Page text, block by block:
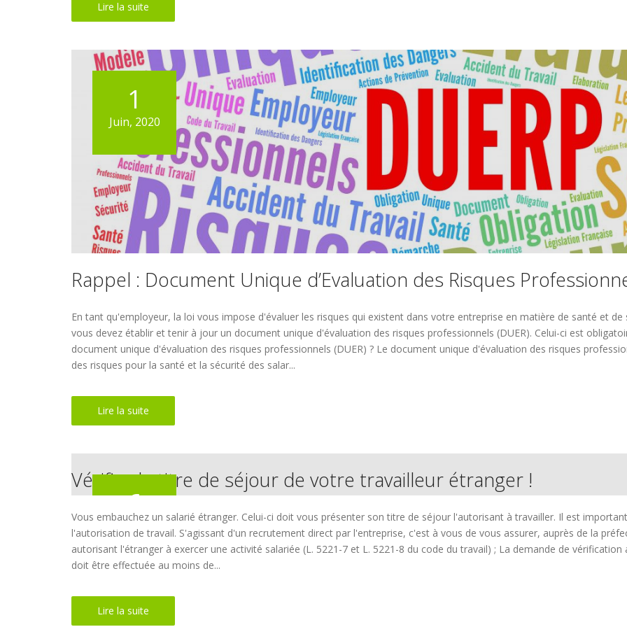
Lire la suite
1
Juin, 2020
Rappel : Document Unique d’Evaluation des Risques
En tant qu'employeur, la loi vous impose d'évaluer les risques qui existent dans votre entreprise en matière de santé et
vous devez établir et tenir à jour un document unique d'évaluation des risques professionnels (DUER). Celui-ci est
document unique d'évaluation des risques professionnels (DUER) ? Le document unique d'évaluation des risques
des risques pour la santé et la sécurité des salar...
Lire la suite
6
Sep, 2018
Vérifiez le titre de séjour de votre travailleur étranger !
Vous embauchez un salarié étranger. Celui-ci doit vous présenter son titre de séjour l'autorisant à travailler. Il est
l'autorisation de travail. S'agissant d'un recrutement direct par l'entreprise, c'est à vous de vous assurer, auprès de la
autorisant l'étranger à exercer une activité salariée (L. 5221-7 et L. 5221-8 du code du travail) ; La demande de
doit être effectuée au moins de...
Lire la suite